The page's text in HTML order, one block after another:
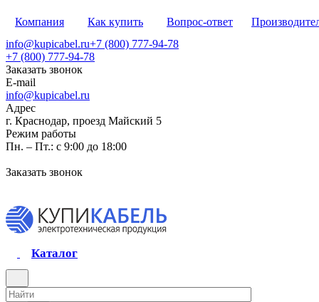
Компания Как купить Вопрос-ответ
info@kupicabel.ru+7 (800) 777-94-78
+7 (800) 777-94-78
Заказать звонок
E-mail
info@kupicabel.ru
Адрес
г. Краснодар, проезд Майский 5
Режим работы
Пн. – Пт.: с 9:00 до 18:00
Заказать звонок
Каталог